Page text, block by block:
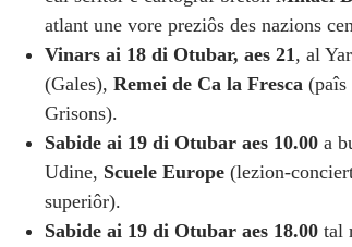
atlant une vore preziôs des nazions
Vinars ai 18 di Otubar, aes 21 , al
(Gales),Remei de Ca la Fresca (paîs
Grisons).
Sabide ai 19 di Otubar aes 10.00 a
Udine, Scuele Europe (lezion-
superiôr).
Sabide ai 19 di Otubar aes 18.00 tal